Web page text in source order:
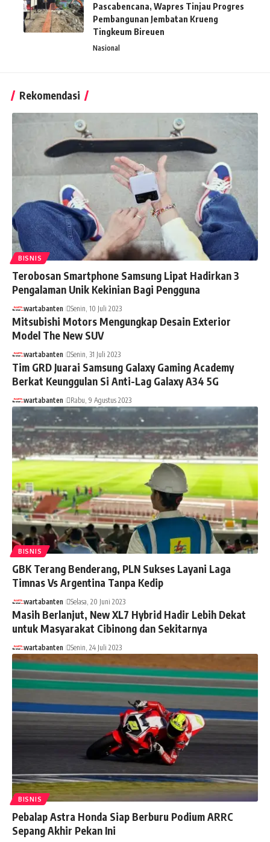
Pascabencana, Wapres Tinjau Progres
Pembangunan Jembatan Krueng
Tingkeum Bireuen
Nasional
Rekomendasi
BISNIS
Terobosan Smartphone Samsung Lipat Hadirkan 3
Pengalaman Unik Kekinian Bagi Pengguna
wartabanten Senin, 10 Juli 2023
Mitsubishi Motors Mengungkap Desain Exterior
Model The New SUV
wartabanten Senin, 31 Juli 2023
Tim GRD Juarai Samsung Galaxy Gaming Academy
Berkat Keunggulan Si Anti-Lag Galaxy A34 5G
wartabanten Rabu, 9 Agustus 2023
BISNIS
GBK Terang Benderang, PLN Sukses Layani Laga
Timnas Vs Argentina Tanpa Kedip
wartabanten Selasa, 20 Juni 2023
Masih Berlanjut, New XL7 Hybrid Hadir Lebih Dekat
untuk Masyarakat Cibinong dan Sekitarnya
wartabanten Senin, 24 Juli 2023
BISNIS
Pebalap Astra Honda Siap Berburu Podium ARRC
Sepang Akhir Pekan Ini